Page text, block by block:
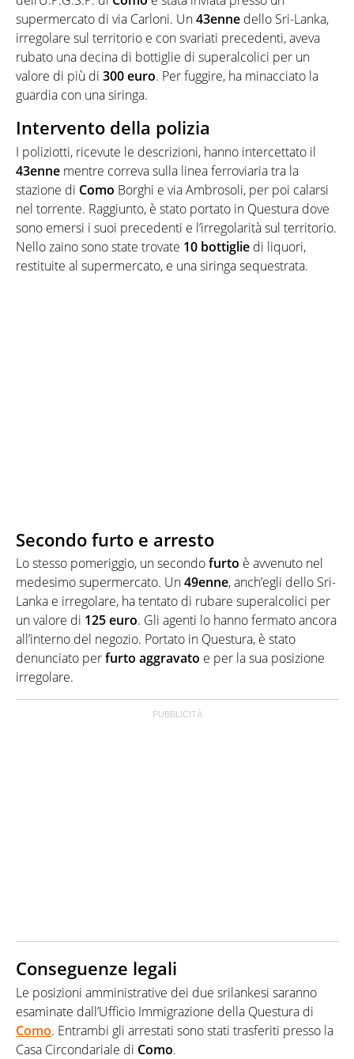
supermercato di via Carloni. Un43enne dello Sri-Lanka,
irregolare sul territorio e con svariati precedenti, aveva
rubato una decina di bottiglie di superalcolici per un
valore di più di 300 euro. Per fuggire, ha minacciato la
guardia con una siringa.
Intervento della polizia
I poliziotti, ricevute le descrizioni, hanno intercettato il
43enne mentre correva sulla linea ferroviaria tra la
stazione di Como Borghi e via Ambrosoli, per poi calarsi
nel torrente. Raggiunto, è stato portato in Questura dove
sono emersi i suoi precedenti e l’irregolarità sul territorio.
Nello zaino sono state trovate 10 bottiglie di liquori,
restituite al supermercato, e una siringa sequestrata.
Secondo furto e arresto
Lo stesso pomeriggio, un secondofurto è avvenuto nel
medesimo supermercato. Un49enne, anch’egli dello Sri-
Lanka e irregolare, ha tentato di rubare superalcolici per
un valore di 125 euro. Gli agenti lo hanno fermato ancora
all’interno del negozio. Portato in Questura, è stato
denunciato perfurto aggravato e per la sua posizione
irregolare.
Conseguenze legali
Le posizioni amministrative dei due srilankesi saranno
esaminate dall’Ufficio Immigrazione della Questura di
Como. Entrambi gli arrestati sono stati trasferiti presso la
Casa Circondariale di Como.